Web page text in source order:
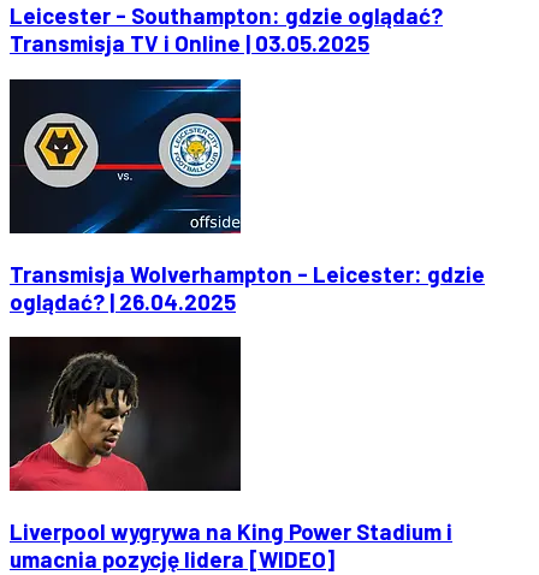
Leicester - Southampton: gdzie oglądać?
Transmisja TV i Online | 03.05.2025
Transmisja Wolverhampton - Leicester: gdzie
oglądać? | 26.04.2025
Liverpool wygrywa na King Power Stadium i
umacnia pozycję lidera [WIDEO]